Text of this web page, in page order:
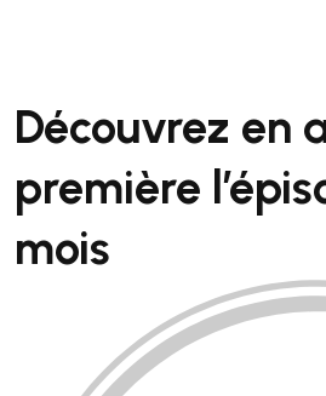
Découvrez en
première
mois